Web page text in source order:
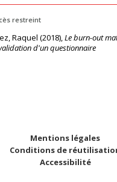
restreint
Raquel (2018),Le burn-out
d'un questionnaire
Mentions légales
Conditions de
Accessibilité